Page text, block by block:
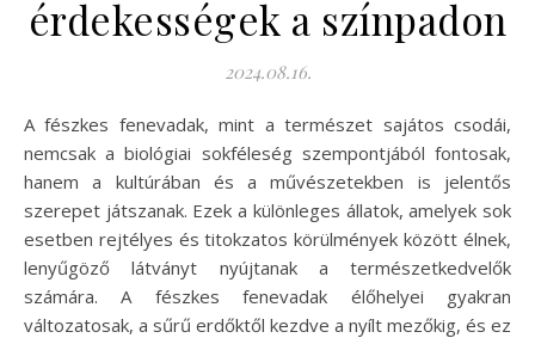
érdekességek a színpadon
2024.08.16.
A fészkes fenevadak, mint a természet sajátos csodái,
nemcsak a biológiai sokféleség szempontjából fontosak,
hanem a kultúrában és a művészetekben is jelentős
szerepet játszanak. Ezek a különleges állatok, amelyek sok
esetben rejtélyes és titokzatos körülmények között élnek,
lenyűgöző látványt nyújtanak a természetkedvelők
számára. A fészkes fenevadak élőhelyei gyakran
változatosak, a sűrű erdőktől kezdve a nyílt mezőkig, és ez